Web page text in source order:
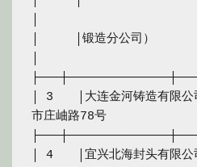
│　　　│锻造分
│ 3　　│大连金河铸造有限
市庄岫路78号　　　　　　　
│ 4　　│宜兴北海封头有限